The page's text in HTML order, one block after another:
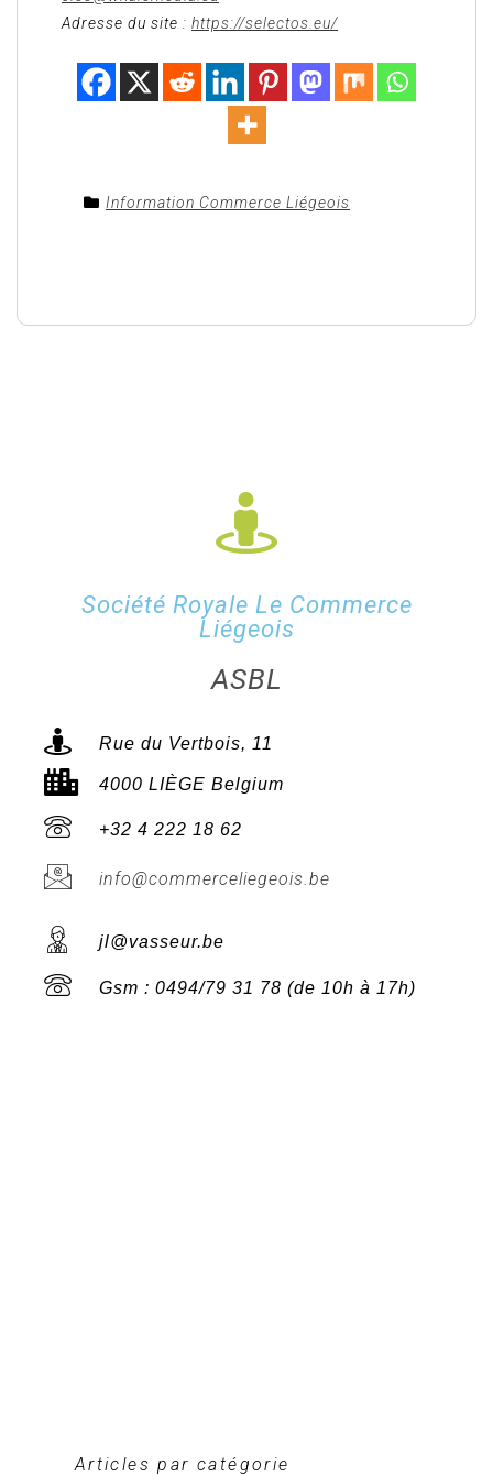
Adresse du site : https://selectos.eu/
Information Commerce Liégeois
Société Royale Le Commerce
Liégeois
ASBL
Rue du Vertbois, 11
4000 LIÈGE Belgium
+32 4 222 18 62
info@commerceliegeois.be
jl@vasseur.be
Gsm : 0494/79 31 78 (de 10h à 17h)
Articles par catégorie